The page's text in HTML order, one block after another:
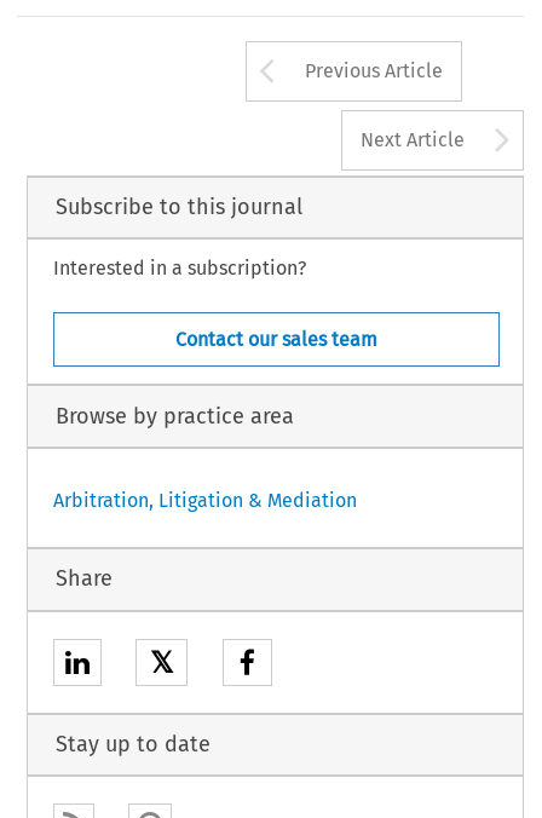
Arrow button
Previous Article
Next Article
Subscribe to this journal
Interested in a subscription?
Contact our sales team
Browse by practice area
Arbitration, Litigation & Mediation
Share
𝕏
Stay up to date